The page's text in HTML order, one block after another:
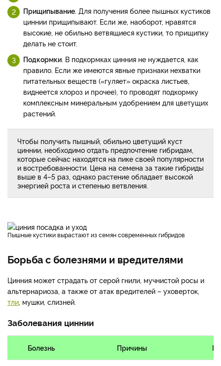
Прищипывание. Для получения более пышных кустиков
циннии прищипывают. Если же, наоборот, нравятся
высокие, не обильно ветвящиеся кустики, то прищипку
делать не стоит.
Подкормки . В подкормках цинния не нуждается, как
правило. Если же имеются явные признаки нехватки
питательных веществ («гуляет» окраска листьев,
виднеется хлороз и прочее), то проводят подкормку
комплексным минеральным удобрением для цветущих
растений.
Чтобы получить пышный, обильно цветущий куст
циннии, необходимо отдать предпочтение гибридам,
которые сейчас находятся на пике своей популярности
и востребованности. Цена на семена за такие гибриды
выше в 4–5 раз, однако растение обладает высокой
энергией роста и степенью ветвления.
Пышные кустики вырастают из семян современных гибридов
Борьба с болезнями и вредителями
Цинния может страдать от серой гнили, мучнистой росы и
альтернариоза, а также от атак вредителей – уховерток,
тли , мушки, слизней.
Заболевания циннии
Болезнь Причины